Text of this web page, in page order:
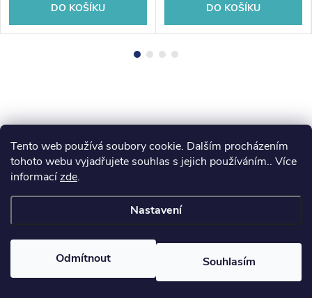
Tento web používá soubory cookie. Dalším procházením
tohoto webu vyjadřujete souhlas s jejich používáním.. Více
informacízde.
Nastavení
Odmítnout Souhlasím
DO KOŠÍKU DO KOŠÍKU
Z
á
p
a
koupelny-sanita.cz kupelne-online.sk
eshopsanita.cz. Všechna práva vyhrazena.